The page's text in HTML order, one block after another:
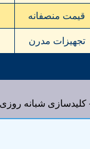
قیمت منصفانه
تجهیزات مدرن